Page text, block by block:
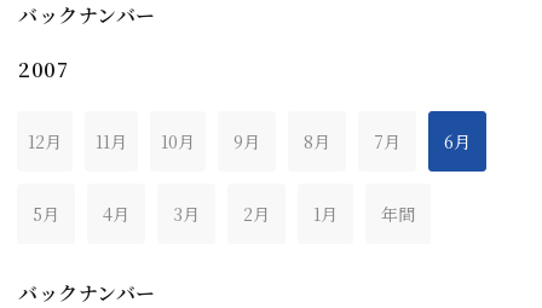
バックナンバー
2007
12月 11月 10月 9月 8月 7月 6月
5月 4月 3月 2月 1月 年間
バックナンバー